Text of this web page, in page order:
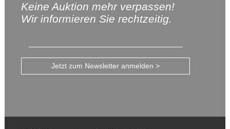
Keine Auktion mehr verpassen!
Wir informieren Sie rechtzeitig.
Jetzt zum Newsletter anmelden >